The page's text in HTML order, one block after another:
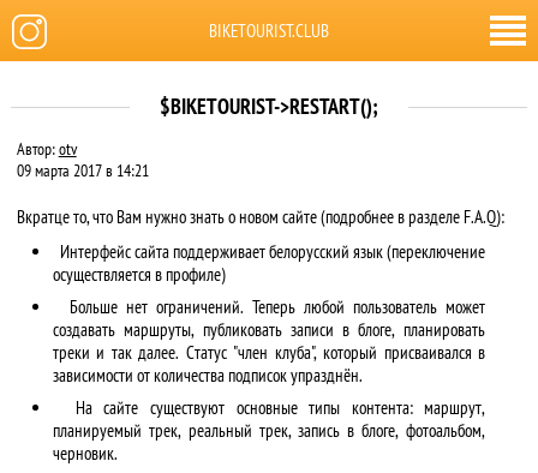
BIKETOURIST.CLUB
$BIKETOURIST->RESTART();
Автор:otv
09 марта 2017 в 14:21
Вкратце то, что Вам нужно знать о новом сайте (подробнее в разделе F.A.Q):
Интерфейс сайта поддерживает белорусский язык (переключение
осуществляется в профиле)
Больше нет ограничений. Теперь любой пользователь может
создавать маршруты, публиковать записи в блоге, планировать
треки и так далее. Статус "член клуба", который присваивался в
зависимости от количества подписок упразднён.
На сайте существуют основные типы контента: маршрут,
планируемый трек, реальный трек, запись в блоге, фотоальбом,
черновик.